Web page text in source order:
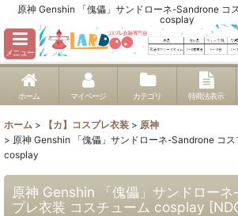
原神 Genshin 「傀儡」サンドローネ-Sandrone コ
cosplay
メニュー
ホーム マイページ カテゴリ 特商法表示
ホーム > 【カ】コスプレ衣装 > 原神
> 原神 Genshin 「傀儡」サンドローネ-Sandrone コ
cosplay
原神 Genshin 「傀儡」サンドロー
プレ衣装 コスチューム cosplay [